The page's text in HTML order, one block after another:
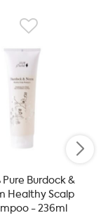
Pure Burdock &
Healthy Scalp
- 236ml